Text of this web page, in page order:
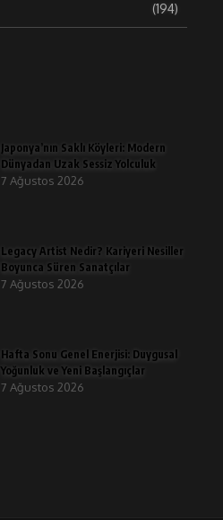
(194)
Japonya’nın Saklı Köyleri: Modern
Dünyadan Uzak Sessiz Yolculuk
7 Ağustos 2026
Legacy Artist Nedir? Kariyeri Nesiller
Boyunca Süren Sanatçılar
7 Ağustos 2026
Hafta Sonu Genel Enerjisi: Duygusal
Yoğunluk ve Yeni Başlangıçlar
7 Ağustos 2026